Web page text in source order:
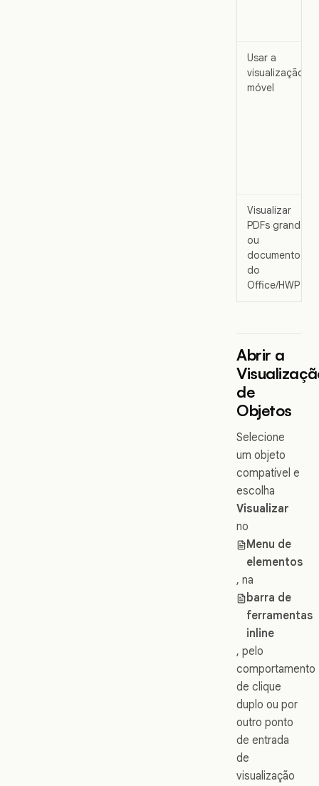
Usar a
visualização
móvel
Visualizar
PDFs grandes
ou
documentos
do
Office/HWP
Abrir a
de
Objetos
Selecione
um objeto
compatível e
escolha
Visualizar
no
Menu de
elementos
, na
barra de
ferramentas
inline
, pelo
comportamento
de clique
duplo ou por
outro ponto
de entrada
de
visualização